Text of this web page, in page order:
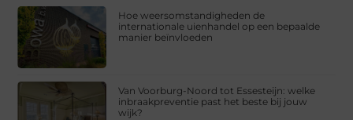
Hoe weersomstandigheden de
internationale uienhandel op een bepaalde
manier beïnvloeden
Van Voorburg-Noord tot Essesteijn: welke
inbraakpreventie past het beste bij jouw
wijk?